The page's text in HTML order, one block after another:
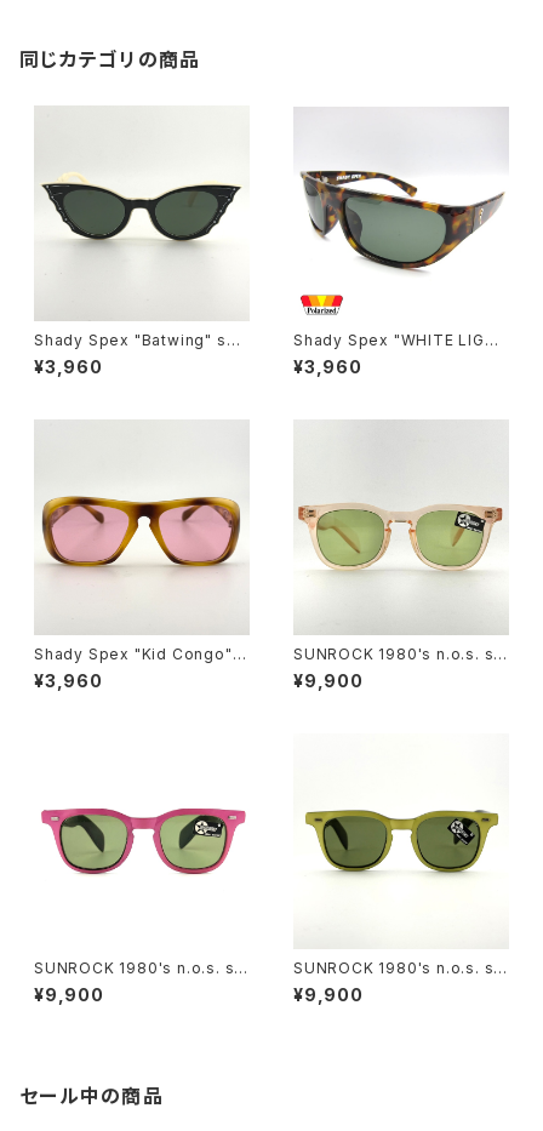
同じカテゴリの商品
Shady Spex "Batwing" sun
glasses, Cream w/Black p
aint/Polarized Dark Green l
¥3,960
Shady Spex "WHITE LIGHT
Wraparounds" sunglasses,
Tortoise w/Polarized G15 l
¥3,960
Shady Spex "Kid Congo" s
unglasses, Tiger w/Pink le
ns
¥3,960
SUNROCK 1980's n.o.s. su
nglasses- Crystal Pink fra
me x green lens
¥9,900
SUNROCK 1980's n.o.s. su
nglasses- Pink/Black fram
e x green lens
¥9,900
SUNROCK 1980's n.o.s. su
nglasses-Yellow/Black fra
me x grey lens
¥9,900
セール中の商品